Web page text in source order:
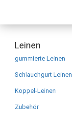
Leinen
gummierte Leinen
Schlauchgurt Leinen
Koppel-Leinen
Zubehör